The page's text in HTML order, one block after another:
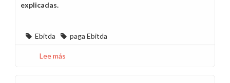
explicadas.
Ebitda paga Ebitda
Lee más